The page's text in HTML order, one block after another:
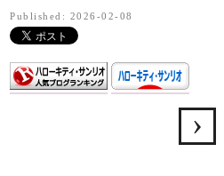
Published: 2026-02-08